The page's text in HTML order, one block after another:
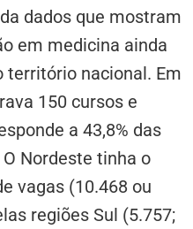
dados que mostram
em medicina ainda
território nacional. Em
150 cursos e
a 43,8% das
Nordeste tinha o
vagas (10.468 ou
regiões Sul (5.757;